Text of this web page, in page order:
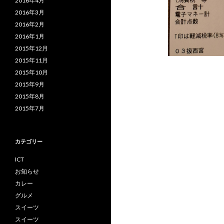
2016年3月
2016年2月
2016年1月
2015年12月
2015年11月
2015年10月
2015年9月
2015年8月
2015年7月
カテゴリー
ICT
お知らせ
カレー
グルメ
スイーツ
スイーツ